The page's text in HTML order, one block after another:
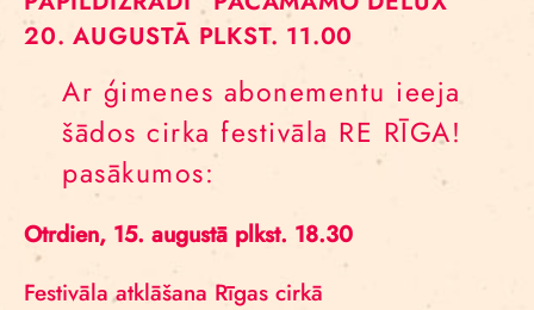
20. AUGUSTĀ PLKST. 11.00
Ar ģimenes abonementu ieeja
šādos cirka festivāla RE RĪGA!
pasākumos:
Otrdien, 15. augustā plkst. 18.30
Festivāla atklāšana Rīgas cirkā